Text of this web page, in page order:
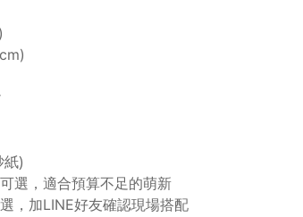
)
選，適合預算不足的萌新
，加LINE好友確認現場搭配